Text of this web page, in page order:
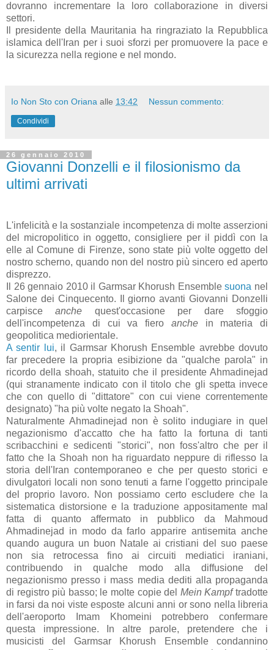
dovranno incrementare la loro collaborazione in diversi
settori.
Il presidente della Mauritania ha ringraziato la Repubblica
islamica dell'Iran per i suoi sforzi per promuovere la pace e
la sicurezza nella regione e nel mondo.
Io Non Sto con Oriana alle 13:42 Nessun commento:
Condividi
26 gennaio 2010
Giovanni Donzelli e il filosionismo da
ultimi arrivati
L'infelicità e la sostanziale incompetenza di molte asserzioni
del micropolitico in oggetto, consigliere per il piddì con la
elle al Comune di Firenze, sono state più volte oggetto del
nostro scherno, quando non del nostro più sincero ed aperto
disprezzo.
Il 26 gennaio 2010 il Garmsar Khorush Ensemblesuona nel
Salone dei Cinquecento. Il giorno avanti Giovanni Donzelli
carpisceanche quest'occasione per dare sfoggio
dell'incompetenza di cui va fiero anchein materia di
geopolitica mediorientale.
A sentir lui, il Garmsar Khorush Ensemble avrebbe dovuto
far precedere la propria esibizione da "qualche parola" in
ricordo della shoah, statuito che il presidente Ahmadinejad
(qui stranamente indicato con il titolo che gli spetta invece
che con quello di "dittatore" con cui viene correntemente
designato) "ha più volte negato la Shoah".
Naturalmente Ahmadinejad non è solito indugiare in quel
negazionismo d'accatto che ha fatto la fortuna di tanti
scribacchini e sedicenti "storici", non foss'altro che per il
fatto che la Shoah non ha riguardato neppure di riflesso la
storia dell'Iran contemporaneo e che per questo storici e
divulgatori locali non sono tenuti a farne l'oggetto principale
del proprio lavoro. Non possiamo certo escludere che la
sistematica distorsione e la traduzione appositamente mal
fatta di quanto affermato in pubblico da Mahmoud
Ahmadinejad in modo da farlo apparire antisemita anche
quando augura un buon Natale ai cristiani del suo paese
non sia retrocessa fino ai circuiti mediatici iraniani,
contribuendo in qualche modo alla diffusione del
negazionismo presso i mass media dediti alla propaganda
di registro più basso; le molte copie del Mein Kampftradotte
in farsi da noi viste esposte alcuni anni or sono nella libreria
dell'aeroporto Imam Khomeini potrebbero confermare
questa impressione. In altre parole, pretendere che i
musicisti del Garmsar Khorush Ensemble condannino